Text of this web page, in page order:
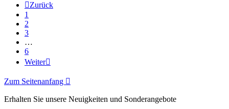
Zurück
1
2
3
…
6
Weiter
Zum Seitenanfang 
Erhalten Sie unsere Neuigkeiten und Sonderangebote